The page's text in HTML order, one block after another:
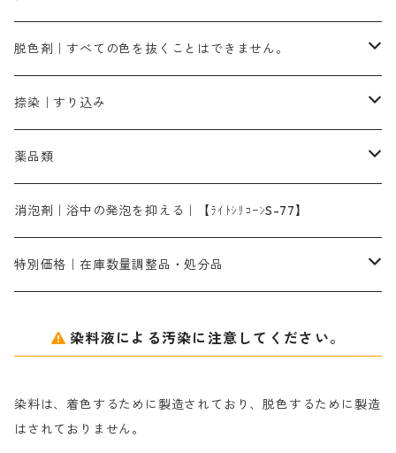
染料一覧ー500g入り
1kg
ピンクMB｜ピンク色
ローズMB｜鮮やかなピンク色）
スカイブルーMG｜緑みの空色
ターキスブルーHNG｜緑みの空色
ブラックMG（青みの黒色）
ネオホワイトR
片羽刷毛
洋型紙9番手｜中薄口｜約54cm×110cm
伸子
型洗いブラシ
芒硝｜綿・麻の染色に使用する。
アゾリン200％｜綿・麻・絹・羊毛・ナイロンの染色
レオニールEHC｜反応染料用
染料の浸透剤
ソルバライトS-70｜各種繊維の浸し染めに使用可能
染料の定着向上剤
ライトフィックスAコンク｜綿・麻もしくは直接染料で染めた素材
シルクフィックス３A｜絹の染料定着向上剤
アルカリ剤｜反応染料用
ソーダ灰
染料溶解剤
セレナゾールPDN｜各種染料の染料溶解剤
ネオポールB－300｜反応染料のソーピング剤
仕上げ剤｜柔軟・平滑剤
白場汚染防止剤
カルボキシメチルセルロース（CMC）
海藻系
たんぱく質系
化学糊（PVA）
防腐剤｜アルカリ性
脱色剤｜すべての色を抜くことはできません。
脱色剤
全体脱色｜ハイドロサルファイトコンク
部分脱色｜デグロリンSコンク
脱色助剤｜浸透・複色抑制剤
メイプロガムNP｜にじみ防止剤
アミラヂンD｜浸透・複色抑制剤
捺染｜すり込み
染料溶解剤｜染料の均一な浸透・吸着を補助する
捺染糊
メイプロガムNP（綿・麻・絹用｜直接・酸性・含金染料用）
白場汚染防止剤｜ソーピング剤｜水洗する際の再汚染防止剤
薬品類
ア行
カ行
ナ行
消泡剤｜浴中の発泡を抑える｜【ﾗｲﾄｼﾘｺｰﾝS-77】
特別価格｜在庫数量調整品・処分品
粉末顔料
染料液による汚染に注意してください。
染料は、着色するために製造されており、脱色するために製造
はされておりません。